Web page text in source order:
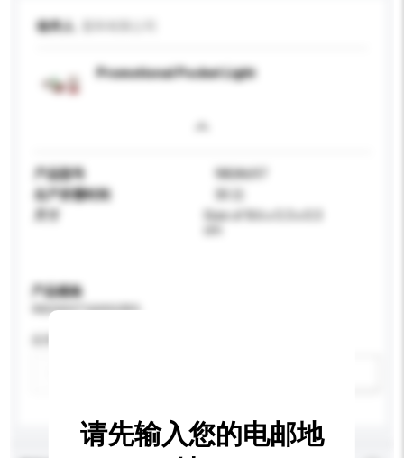
收件人
Promotional Pocket Light
产品型号
980A697
生产所需时间
30 日
Size of 8.6 x 5.3 x 0.3
产品规格
请提供您对产品的特定要求。
请先输入您的电邮地